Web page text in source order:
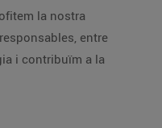
la nostra
entre